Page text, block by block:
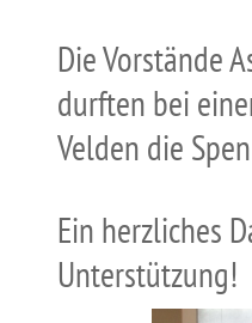
Die Vorstände
durften bei
Velden die
Ein herzliches
Unterstützung!